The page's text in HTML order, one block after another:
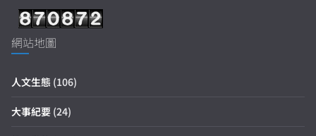
網站地圖
人文生態 (106)
大事紀要 (24)